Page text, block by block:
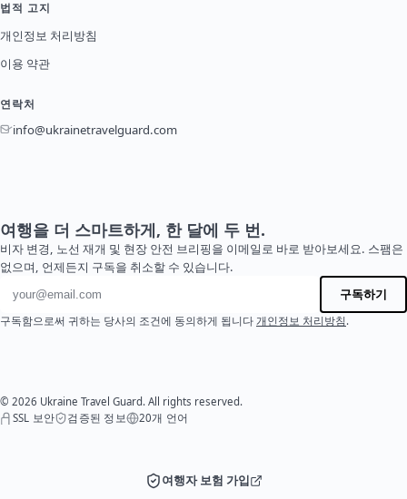
법적 고지
개인정보 처리방침
이용 약관
연락처
info@ukrainetravelguard.com
여행을 더 스마트하게, 한 달에 두 번.
비자 변경, 노선 재개 및 현장 안전 브리핑을 이메일로 바로 받아보세요. 스팸은
없으며, 언제든지 구독을 취소할 수 있습니다.
이메일 주소
구독하기
구독함으로써 귀하는 당사의 조건에 동의하게 됩니다 개인정보 처리방침.
© 2026 Ukraine Travel Guard. All rights reserved.
SSL 보안
검증된 정보 20개 언어
여행자 보험 가입